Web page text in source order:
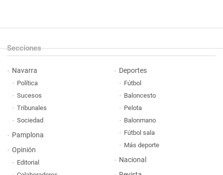
Secciones
Navarra
Política
Sucesos
Tribunales
Sociedad
Pamplona
Opinión
Editorial
Deportes
Fútbol
Baloncesto
Pelota
Balonmano
Fútbol sala
Más deporte
Nacional